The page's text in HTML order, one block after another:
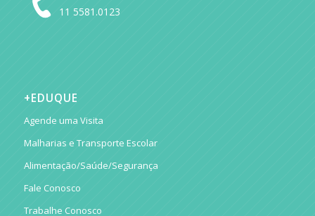
11 5581.0123
+EDUQUE
Agende uma Visita
Malharias e Transporte Escolar
Alimentação/Saúde/Segurança
Fale Conosco
Trabalhe Conosco